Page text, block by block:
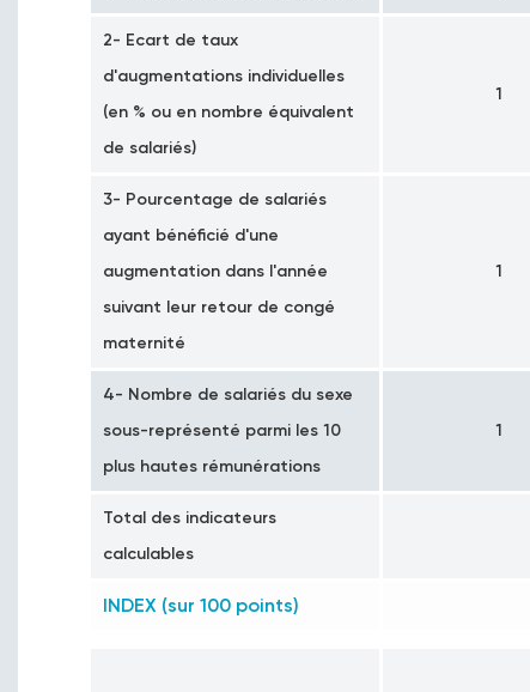
2- Ecart de taux
d'augmentations individuelles
(en % ou en nombre équivalent
de salariés)
1
3- Pourcentage de salariés
ayant bénéficié d'une
augmentation dans l'année
suivant leur retour de congé
maternité
1
4- Nombre de salariés du sexe
sous-représenté parmi les 10
plus hautes rémunérations
1
Total des indicateurs
calculables
INDEX (sur 100 points)